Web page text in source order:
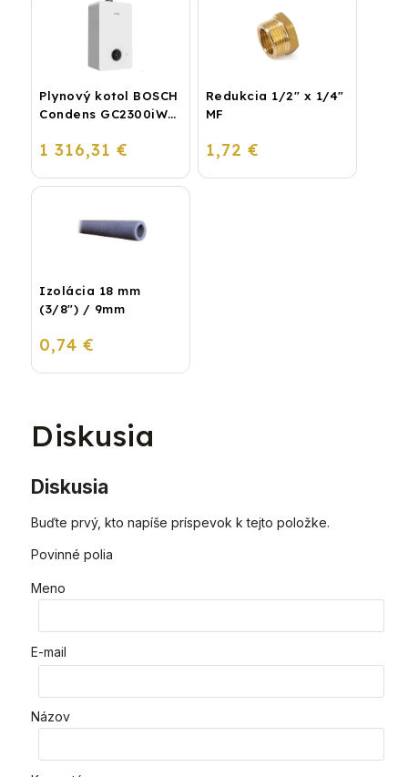
Plynový kotol BOSCH
Condens GC2300iW
kondenzačný
1 316,31 €
Redukcia 1/2" x 1/4"
MF
1,72 €
Izolácia 18 mm
(3/8") / 9mm
0,74 €
Diskusia
Diskusia
Buďte prvý, kto napíše príspevok k tejto položke.
Povinné polia
Meno
E-mail
Názov